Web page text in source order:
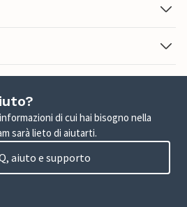
di cui hai bisogno nella
sarà lieto di aiutarti.
aiuto e supporto